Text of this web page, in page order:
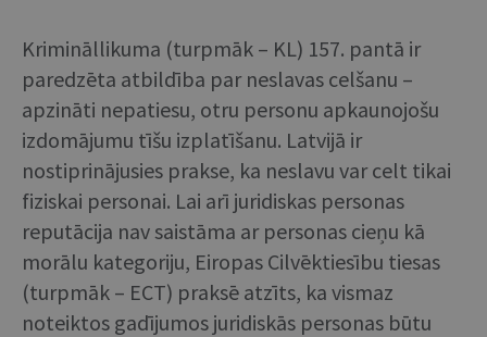
Krimināllikuma (turpmāk – KL) 157. pantā ir
paredzēta atbildība par neslavas celšanu –
apzināti nepatiesu, otru personu apkaunojošu
izdomājumu tīšu izplatīšanu. Latvijā ir
nostiprinājusies prakse, ka neslavu var celt tikai
fiziskai personai. Lai arī juridiskas personas
reputācija nav saistāma ar personas cieņu kā
morālu kategoriju, Eiropas Cilvēktiesību tiesas
(turpmāk – ECT) praksē atzīts, ka vismaz
noteiktos gadījumos juridiskās personas būtu